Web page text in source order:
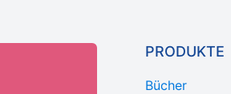
PRODUKTE
Bücher